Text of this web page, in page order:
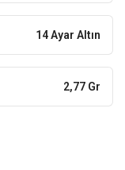
14 Ayar Altın
2,77 Gr